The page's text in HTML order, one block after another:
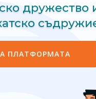
дружество
ПЛАТФОРМАТА